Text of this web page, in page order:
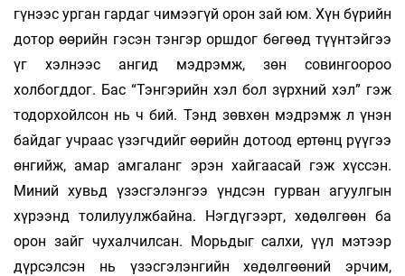
гүнээс урган гардаг чимээгүй орон зай юм. Хүн бүрийн
дотор өөрийн гэсэн тэнгэр оршдог бөгөөд түүн­тэйгээ
үг хэлнээс ангид мэдрэмж, зөн совингоороо
холбогддог. Бас “Тэнгэрийн хэл бол зүрхний хэл” гэж
тодорхойлсон нь ч бий. Тэнд зөвхөн мэдрэмж л үнэн
байдаг учраас үзэгч­дийг өөрийн дотоод ертөнц рүүгээ
өнгийж, амар амгаланг эрэн хайгаасай гэж хүссэн.
Миний хувьд үзэсгэлэнгээ үндсэн гурван агуулгын
хүрээнд толилуулжбайна. Нэгдүгээрт, хөдөлгөөн ба
орон зайг чухалчилсан. Морьдыг салхи, үүл мэтээр
дүрсэлсэн нь үзэсгэлэнгийн хөдөлгөөний эрчим,